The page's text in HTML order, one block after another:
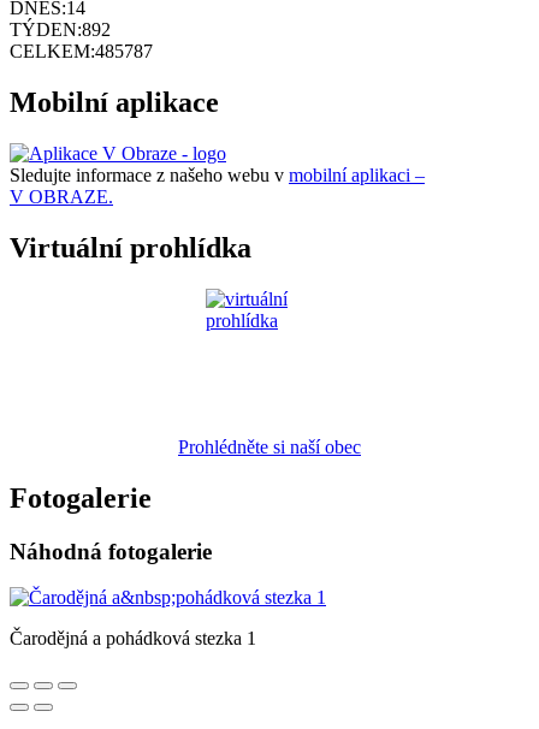
DNES:14
TÝDEN:892
CELKEM:485787
Mobilní aplikace
Sledujte informace z našeho webu v mobilní aplikaci –
V OBRAZE.
Virtuální prohlídka
Prohlédněte si naší obec
Fotogalerie
Náhodná fotogalerie
Čarodějná a pohádková stezka 1